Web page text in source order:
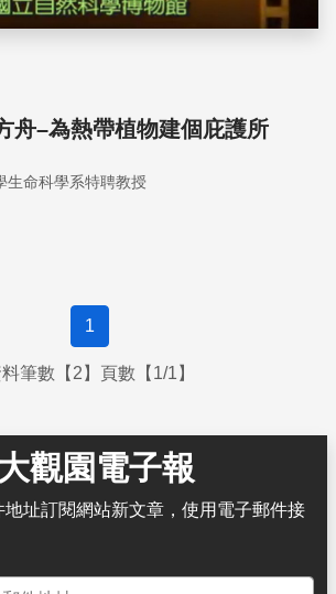
舟–為熱帶植物建個庇護所
生命科學系特聘教授
1
筆數【2】頁數【1/1】
觀園電子報
址訂閱網站新文章，使用電子郵件接